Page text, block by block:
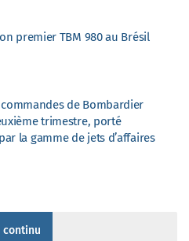
premier TBM 980 au Brésil
de Bombardier
trimestre, porté
la gamme de jets d’affaires
continu